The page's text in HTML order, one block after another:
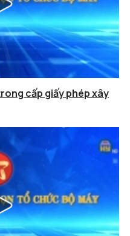
cấp giấy phép xây